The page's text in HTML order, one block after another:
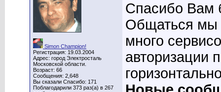
Simon Champion!
Регистрация: 19.03.2004
Адрес: город Электросталь
Московской области.
Возраст: 66
Сообщения: 2,648
Вы сказали Спасибо: 171
Поблагодарили 373 раз(а) в 267
Спасибо Вам
Общаться мы
много
авторизации